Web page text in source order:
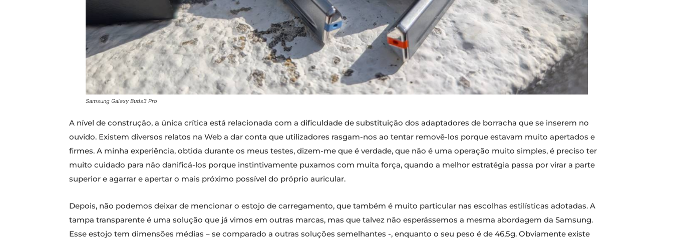
Samsung Galaxy Buds3 Pro
A nível de construção, a única crítica está relacionada com a dificuldade de substituição dos adaptadores de borracha que se inserem no
ouvido. Existem diversos relatos na Web a dar conta que utilizadores rasgam-nos ao tentar removê-los porque estavam muito apertados e
firmes. A minha experiência, obtida durante os meus testes, dizem-me que é verdade, que não é uma operação muito simples, é preciso ter
muito cuidado para não danificá-los porque instintivamente puxamos com muita força, quando a melhor estratégia passa por virar a parte
superior e agarrar e apertar o mais próximo possível do próprio auricular.
Depois, não podemos deixar de mencionar o estojo de carregamento, que também é muito particular nas escolhas estilísticas adotadas. A
tampa transparente é uma solução que já vimos em outras marcas, mas que talvez não esperássemos a mesma abordagem da Samsung.
Esse estojo tem dimensões médias – se comparado a outras soluções semelhantes -, enquanto o seu peso é de 46,5g. Obviamente existe